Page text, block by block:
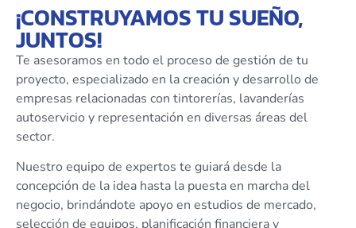
¡CONSTRUYAMOS TU SUEÑO,
JUNTOS!
Te asesoramos en todo el proceso de gestión de tu
proyecto, especializado en la creación y desarrollo de
empresas relacionadas con tintorerías, lavanderías
autoservicio y representación en diversas áreas del
sector.
Nuestro equipo de expertos te guiará desde la
concepción de la idea hasta la puesta en marcha del
negocio, brindándote apoyo en estudios de mercado,
selección de equipos, planificación financiera y